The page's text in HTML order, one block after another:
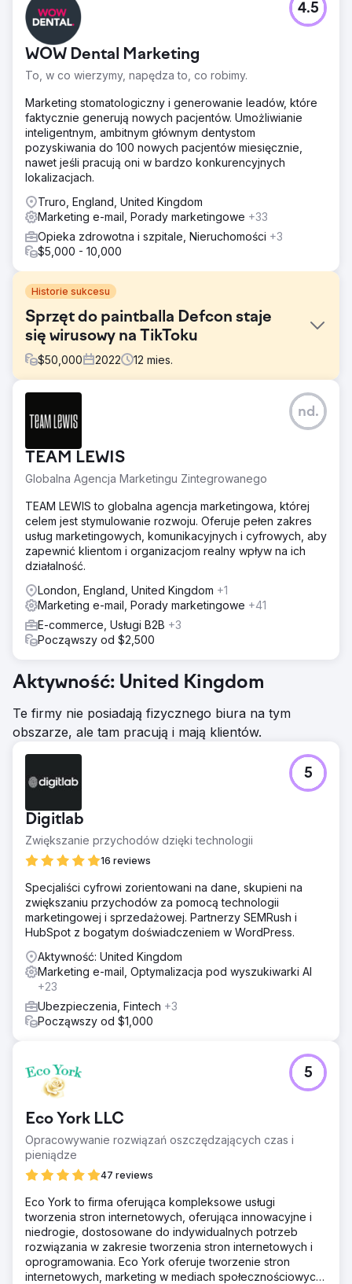
WOW Dental Marketing
To, w co wierzymy, napędza to, co robimy.
4.5
Marketing stomatologiczny i generowanie leadów, które
faktycznie generują nowych pacjentów. Umożliwianie
inteligentnym, ambitnym głównym dentystom
pozyskiwania do 100 nowych pacjentów miesięcznie,
nawet jeśli pracują oni w bardzo konkurencyjnych
lokalizacjach.
Truro, England, United Kingdom
Marketing e-mail, Porady marketingowe +33
Opieka zdrowotna i szpitale, Nieruchomości +3
$5,000 - 10,000
Historie sukcesu
Sprzęt do paintballa Defcon staje
się wirusowy na TikToku
$50,000 2022 12 mies.
Paintball jest automatycznie błędnie kategoryzowany
algorytmicznie, a następnie obniżany w rankingu lub
blokowany w reklamach płatnych i displayowych. Google
oświadczył, że w 2012 roku zakazał umieszczania
informacji związanych z bronią w Zakupach Google i
wskazał na swoją politykę zakazującą sprzedaży broni i
części funkcjonalnych.
Rozwiązanie
Ponieważ płatne reklamy nie wchodziły w grę,
wykorzystaliśmy nasze badania nad wynikami
organicznymi i trendami, tworząc zwycięską strategię
marketingu społecznościowego, influencerskiego i
afiliacyjnego, która angażowała użytkowników,
zwiększała ruch w witrynie, budowała listy marketingowe
e-mailowe i SMS-owe.
30 dni na TikToku 591 komentarzy 100 396 polubień 1 001
483 wyświetleń
Przejdź do strony agencji
TEAM LEWIS
Globalna Agencja Marketingu Zintegrowanego
nd.
TEAM LEWIS to globalna agencja marketingowa, której
celem jest stymulowanie rozwoju. Oferuje pełen zakres
usług marketingowych, komunikacyjnych i cyfrowych, aby
zapewnić klientom i organizacjom realny wpływ na ich
działalność.
London, England, United Kingdom +1
Marketing e-mail, Porady marketingowe +41
E-commerce, Usługi B2B +3
Począwszy od $2,500
Aktywność: United Kingdom
Te firmy nie posiadają fizycznego biura na tym
obszarze, ale tam pracują i mają klientów.
Digitlab
Zwiększanie przychodów dzięki technologii
16 reviews
5
Specjaliści cyfrowi zorientowani na dane, skupieni na
zwiększaniu przychodów za pomocą technologii
marketingowej i sprzedażowej. Partnerzy SEMRush i
HubSpot z bogatym doświadczeniem w WordPress.
Aktywność: United Kingdom
Marketing e-mail, Optymalizacja pod wyszukiwarki AI
+23
Ubezpieczenia, Fintech +3
Począwszy od $1,000
Eco York LLC
Opracowywanie rozwiązań oszczędzających czas i
pieniądze
47 reviews
5
Eco York to firma oferująca kompleksowe usługi
tworzenia stron internetowych, oferująca innowacyjne i
niedrogie, dostosowane do indywidualnych potrzeb
rozwiązania w zakresie tworzenia stron internetowych i
oprogramowania. Eco York oferuje tworzenie stron
internetowych, marketing w mediach społecznościowych,